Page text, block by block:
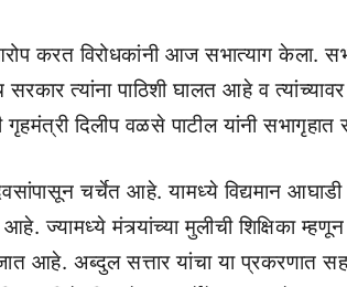
करत विरोधकांनी आज सभात्याग केला.
त्यांना पाठिशी घालत आहे व त्यांच्यावर
दिलीप वळसे पाटील यांनी सभागृहात
चर्चेत आहे. यामध्ये विद्यमान
ज्यामध्ये मंत्र्यांच्या मुलीची शिक्षिका म्हणून
आहे. अब्दुल सत्तार यांचा या प्रकरणात